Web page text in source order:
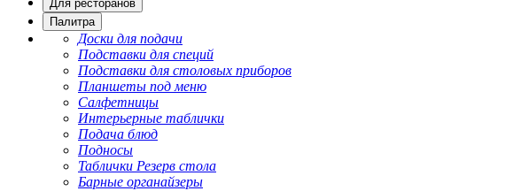
Для ресторанов
Палитра
Доски для подачи
Подставки для специй
Подставки для столовых приборов
Планшеты под меню
Салфетницы
Интерьерные таблички
Подача блюд
Подносы
Таблички Резерв стола
Барные органайзеры